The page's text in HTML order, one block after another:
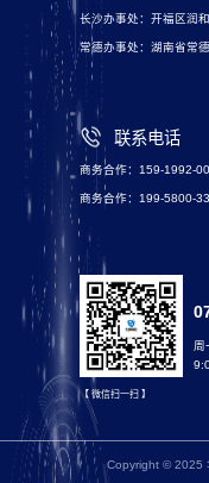
长沙办事处：开福区润
常德办事处：湖南省常
联系电话
商务合作：159-1992-
商务合作：199-5800-
【 微信扫一扫 】
周
Copyright © 2025